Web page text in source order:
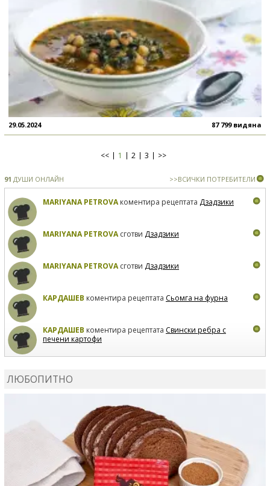
29.05.2024 87 799 видяна
<< 1 2 3 >>
91 ДУШИ ОНЛАЙН >>ВСИЧКИ ПОТРЕБИТЕЛИ
MARIYANA PETROVAкоментира рецептата Дзадзики
MARIYANA PETROVAсготви Дзадзики
MARIYANA PETROVAсготви Дзадзики
КАРДАШЕВ коментира рецептата Сьомга на фурна
КАРДАШЕВ коментира рецептата Свински ребра с
печени картофи
ЛЮБОПИТНО